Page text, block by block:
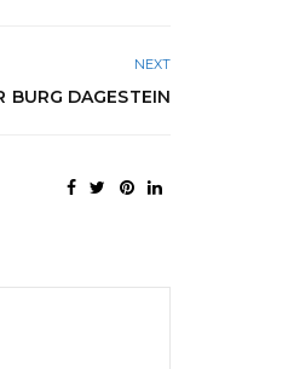
NEXT
BURG DAGESTEIN